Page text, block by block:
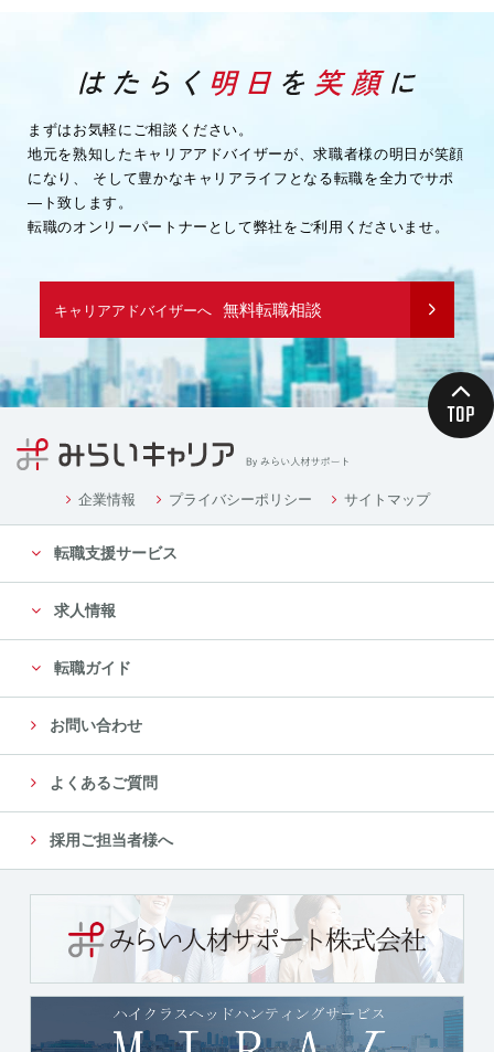
・サービスに関する情報のご案内等を行うため
・企業様へ各種連絡を行うため
・その他、上記業務に関連または付随する業務を行う
ため
（３）取引先企業情報
・業務を履行するため
・企業様へ各種連絡を行うため
（４）募集や採用に応募頂く方の情報
（５）当社従業者の情報
・人事や労務、福利厚生などの業務連絡のため
４．個人情報の委託について
当社は、業務を円滑に進める等の理由から、業務の一
部を外部に委託する際に、個人情報を委託す
る場合があります。ただし、委託先に開示するお客様
の個人情報は、当該業務の委託に必要となる
最小限の個人情報のみとし、かつ使用範囲もその範囲
に限定します。
尚、委託先は、十分な個人情報の保護水準を満たして
いる委託先を選定し、安全管理が図られるよ
う、委託先に対する必要かつ適切な管理監督をいたし
ます。
５．個人情報の第三者への提供について
当社では、収集した個人情報を、以下のいずれかに該
当する場合を除き、いかなる第三者にも提供
または開示いたしません。
（１）法令に基づく場合
（２）人の生命、身体又は財産の保護のために必要が
ある場合であって、本人の同意を得ることが
困難であるとき
（３）公衆衛生の向上又は児童の健全な育成の推進の
ために特に必要がある場合であって、本人の
同意を得ることが困難であるとき
まずはお気軽にご相談ください。
地元を熟知したキャリアアドバイザーが、求職者様の明日が笑顔
になり、
そして豊かなキャリアライフとなる転職を全力でサポ
―ト致します。
転職のオンリーパートナーとして弊社をご利用くださいませ。
キャリアアドバイザーへ 無料転職相談
企業情報 プライバシーポリシー サイトマップ
転職支援サービス
求人情報
転職ガイド
お問い合わせ
よくあるご質問
採用ご担当者様へ